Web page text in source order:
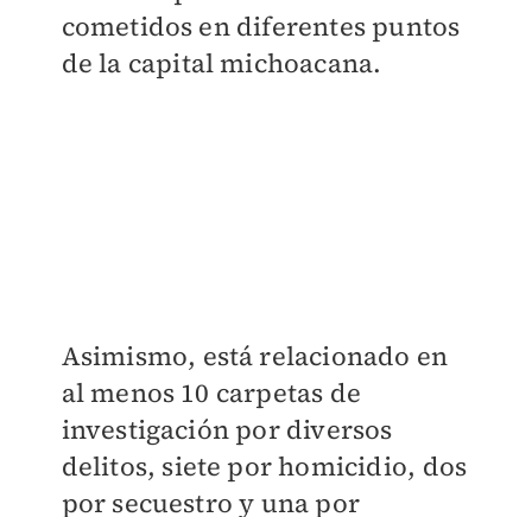
cometidos en diferentes puntos
de la capital michoacana.
Asimismo, está relacionado en
al menos 10 carpetas de
investigación por diversos
delitos, siete por homicidio, dos
por secuestro y una por